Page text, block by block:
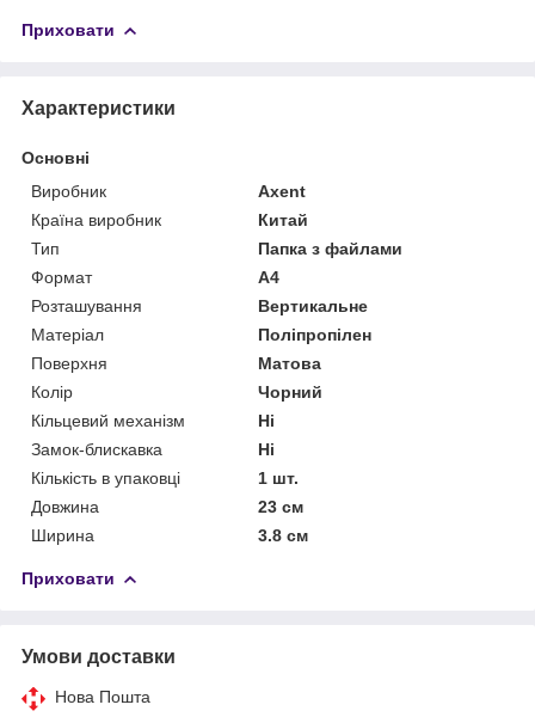
Приховати
Характеристики
Основні
Виробник
Axent
Країна виробник
Китай
Тип
Папка з файлами
Формат
A4
Розташування
Вертикальне
Матеріал
Поліпропілен
Поверхня
Матова
Колір
Чорний
Кільцевий механізм
Ні
Замок-блискавка
Ні
Кількість в упаковці
1 шт.
Довжина
23 см
Ширина
3.8 см
Приховати
Умови доставки
Нова Пошта